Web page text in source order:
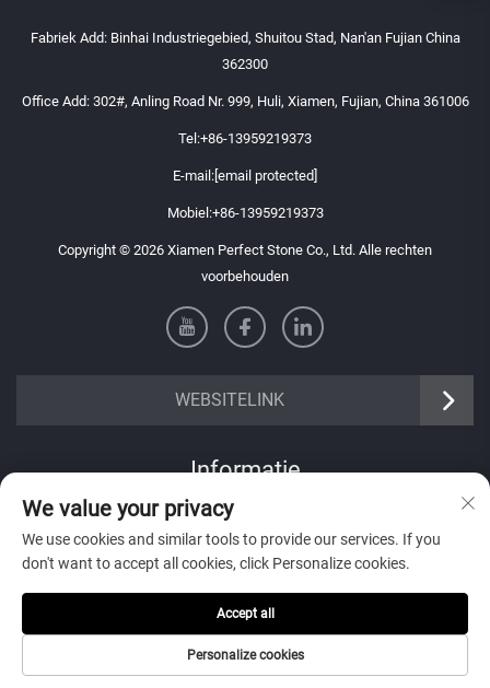
Fabriek Add: Binhai Industriegebied, Shuitou Stad, Nan'an Fujian China
362300
Office Add: 302#, Anling Road Nr. 999, Huli, Xiamen, Fujian, China 361006
Tel:+86-13959219373
E-mail: [email protected]
Mobiel:+86-13959219373
Copyright © 2026 Xiamen Perfect Stone Co., Ltd. Alle rechten
voorbehouden
WEBSITELINK
Informatie
Meld je aan om onze wekelijkse nieuwsbrief te ontvangen
Verzenden
We value your privacy
We use cookies and similar tools to provide our services. If you
don't want to accept all cookies, click Personalize cookies.
Personalize cookies
Accept all